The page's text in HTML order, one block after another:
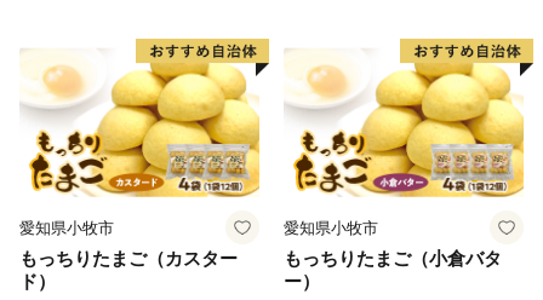
愛知県小牧市
もっちりたまご（カスター
ド）
愛知県小牧市
もっちりたまご（小倉バタ
ー）